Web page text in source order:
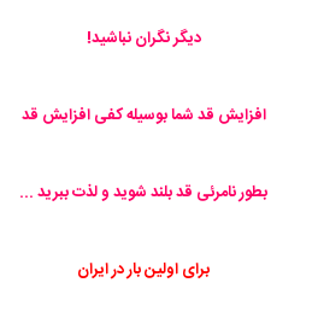
دیگر نگران نباشید!
افزایش قد شما بوسیله کفی افزایش قد
بطور نامرئی قد بلند شوید و لذت ببرید ...
برای اولین بار در ایران